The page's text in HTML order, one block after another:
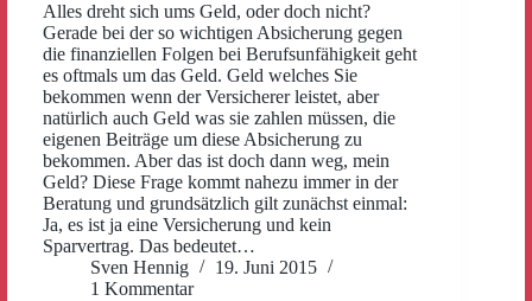
Alles dreht sich ums Geld, oder doch nicht?
Gerade bei der so wichtigen Absicherung gegen
die finanziellen Folgen bei Berufsunfähigkeit geht
es oftmals um das Geld. Geld welches Sie
bekommen wenn der Versicherer leistet, aber
natürlich auch Geld was sie zahlen müssen, die
eigenen Beiträge um diese Absicherung zu
bekommen. Aber das ist doch dann weg, mein
Geld? Diese Frage kommt nahezu immer in der
Beratung und grundsätzlich gilt zunächst einmal:
Ja, es ist ja eine Versicherung und kein
Sparvertrag. Das bedeutet…
Sven Hennig
19. Juni 2015
1 Kommentar